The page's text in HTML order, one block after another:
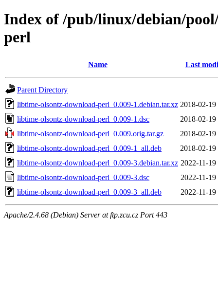
Index of /pub/linux/debian/
perl
Name Last
Parent Directory
libtime-olsontz-download-perl_0.009-1.debian.tar.xz 2018-02-19
libtime-olsontz-download-perl_0.009-1.dsc
2018-02-19
libtime-olsontz-download-perl_0.009.orig.tar.gz
2018-02-19
libtime-olsontz-download-perl_0.009-1_all.deb
2018-02-19
libtime-olsontz-download-perl_0.009-3.debian.tar.xz 2022-11-19
libtime-olsontz-download-perl_0.009-3.dsc
2022-11-19
libtime-olsontz-download-perl_0.009-3_all.deb
2022-11-19
Apache/2.4.68 (Debian) Server at ftp.zcu.cz Port 443